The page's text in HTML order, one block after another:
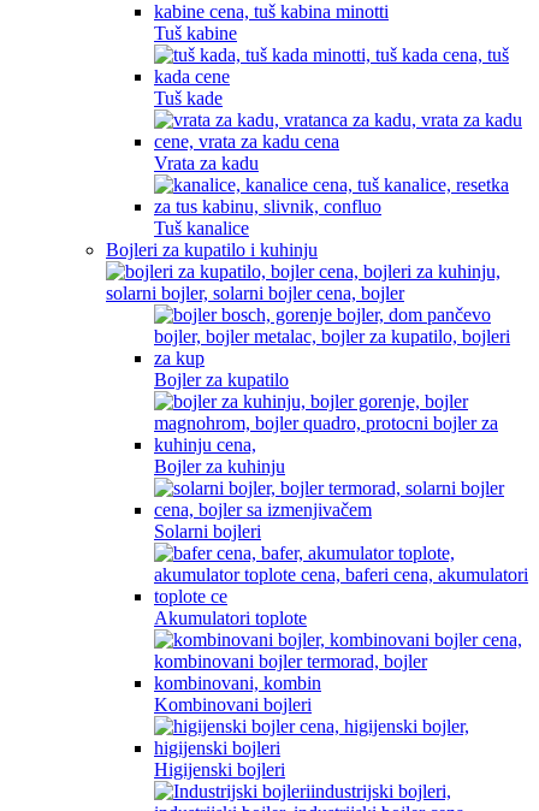
Tuš kabine
Tuš kade
Vrata za kadu
Tuš kanalice
Bojleri za kupatilo i kuhinju
Bojler za kupatilo
Bojler za kuhinju
Solarni bojleri
Akumulatori toplote
Kombinovani bojleri
Higijenski bojleri